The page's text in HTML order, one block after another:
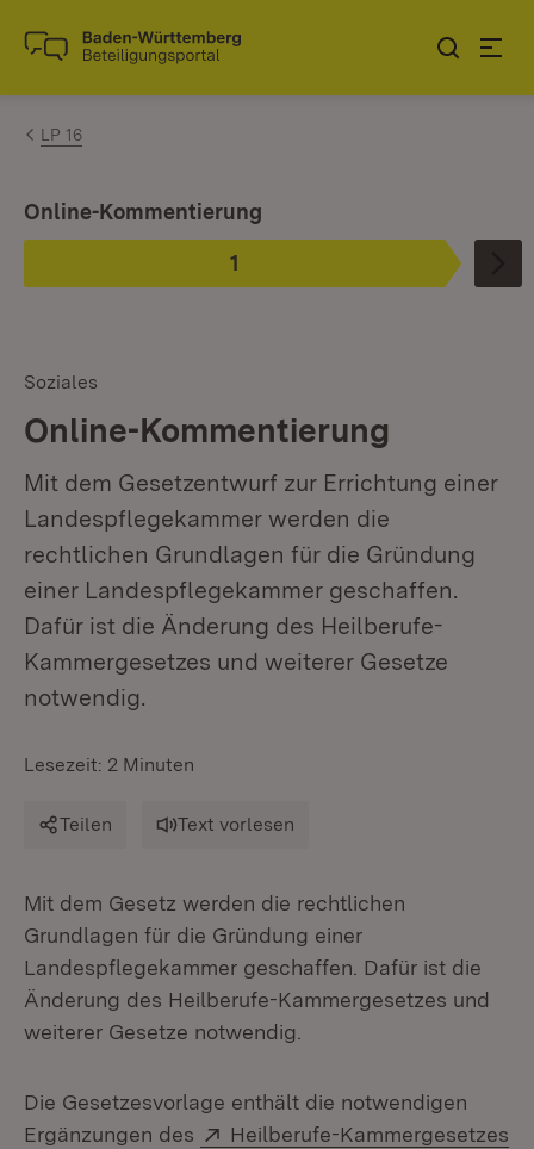
Zum Inhalt springen
Link zur Startseite
LP 16
Phase
1
:
Ist ausgewählt.
Online-Kommentierung
Soziales
Online-Kommentierung
Mit dem Gesetzentwurf zur Errichtung einer
Landespflegekammer werden die
rechtlichen Grundlagen für die Gründung
einer Landespflegekammer geschaffen.
Dafür ist die Änderung des Heilberufe-
Kammergesetzes und weiterer Gesetze
notwendig.
Lesezeit: 2 Minuten
Teilen Text vorlesen
Mit dem Gesetz werden die rechtlichen
Grundlagen für die Gründung einer
Landespflegekammer geschaffen. Dafür ist die
Änderung des Heilberufe-Kammergesetzes und
weiterer Gesetze notwendig.
Die Gesetzesvorlage enthält die notwendigen
Ergänzungen des
Extern:
Heilberufe-Kammergesetzes